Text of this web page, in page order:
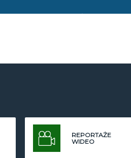
REPORTAŻE
WIDEO